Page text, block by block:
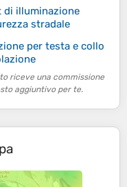
di illuminazione
stradale
per testa e collo
riceve una commissione
aggiuntivo per te.